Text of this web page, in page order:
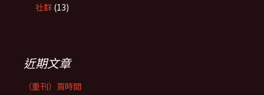
社群 (13)
近期文章
（重刊）買時間